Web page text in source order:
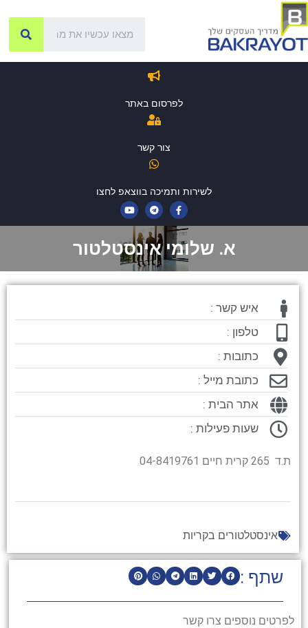
לפרסום באתר
צור קשר
לשירות ותמיכה בווצאפ לחצו
א. שלומי אינסטלטור
שתף :
לפרטים נוספים צרו קשר
איש קשר :
טלפון :
כתובות :
כתובת מייל :
אתר הבית :
שעות פעילות :
ת.ד 265 קרית חיים 04-8419761
אינסטלטורים בקריות